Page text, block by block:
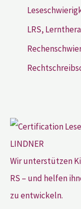
LRS,
Wir unterstützen
RS – und helfen
zu entwickeln.